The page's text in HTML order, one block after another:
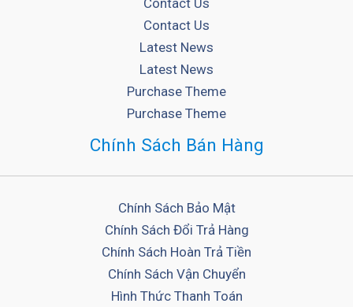
Contact Us
Latest News
Latest News
Purchase Theme
Purchase Theme
Chính Sách Bán Hàng
Chính Sách Bảo Mật
Chính Sách Đổi Trả Hàng
Chính Sách Hoàn Trả Tiền
Chính Sách Vận Chuyển
Hình Thức Thanh Toán